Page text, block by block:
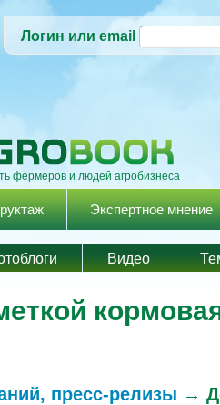
Логин или email
фермеров и людей агробизнеса
Экспертное мнение
Видео
пресс-релизы →